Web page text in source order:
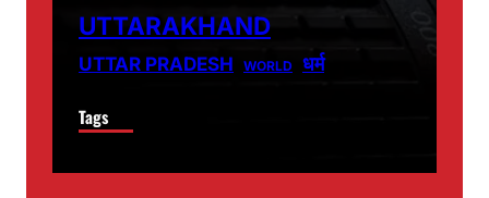
UTTARAKHAND
UTTAR PRADESH WORLD धर्म
Tags